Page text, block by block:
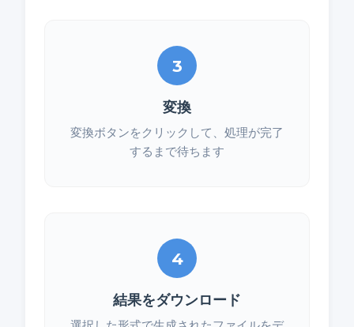
3
変換
変換ボタンをクリックして、処理が完了
するまで待ちます
4
結果をダウンロード